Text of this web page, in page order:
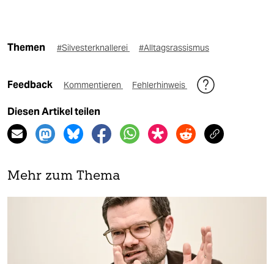
Themen #Silvesterknallerei #Alltagsrassismus
Feedback Kommentieren Fehlerhinweis
Diesen Artikel teilen
Mehr zum Thema